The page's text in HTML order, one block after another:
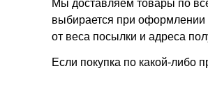
Мы доставляем товары по
выбирается при оформлении
от веса посылки и адреса
Если покупка по какой-либо